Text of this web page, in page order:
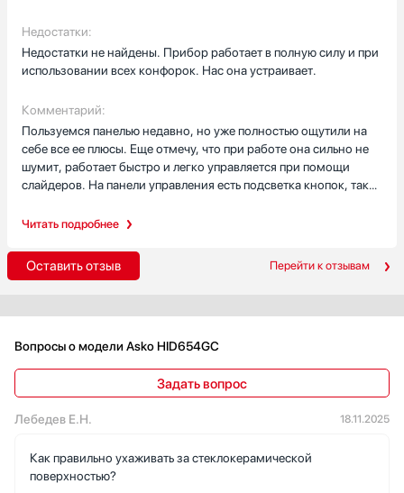
Читать подробнее
на ней, поэтому безопасна для детей и животных. еще для
безопасности в панели имеется защита от детей. панель сама
не греется, а только под дном посуды, поэтому не нагревает
воздух в помещении и об нее нет вероятности получить ожег.
управления, спровоцирует глюк. Просто панель полностью
отключится и ничего не произойдет. Готовить при помощи
такого прибора удобно и безопасно, так что рекомендую
всем!
Недостатки:
Недостатки не найдены. Прибор работает в полную силу и при
использовании всех конфорок. Нас она устраивает.
Комментарий:
Пользуемся панелью недавно, но уже полностью ощутили на
себе все ее плюсы. Еще отмечу, что при работе она сильно не
шумит, работает быстро и легко управляется при помощи
слайдеров. На панели управления есть подсветка кнопок, так
ступени разогрева. Панель идеальна во всем, спешите ее
Оставить отзыв Перейти к отзывам
Вопросы о модели Asko HID654GC
Задать вопрос
Лебедев Е.Н. 18.11.2025
Как правильно ухаживать за стеклокерамической
поверхностью?